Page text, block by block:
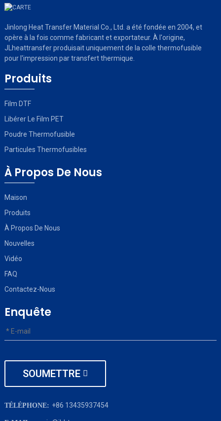
Jinlong Heat Transfer Material Co., Ltd. a été fondée en 2004, et
opère à la fois comme fabricant et exportateur. À l'origine,
JLheattransfer produisait uniquement de la colle thermofusible
pour l'impression par transfert thermique.
Produits
Film DTF
Libérer Le Film PET
Poudre Thermofusible
Particules Thermofusibles
À Propos De Nous
Maison
Produits
À Propos De Nous
Nouvelles
Vidéo
FAQ
Contactez-Nous
Enquête
SOUMETTRE
TÉLÉPHONE: +86 13435937454